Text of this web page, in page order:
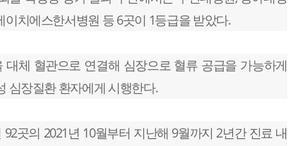
치에스한서병원 등 6곳이 1등급을 받았다.
체 혈관으로 연결해 심장으로 혈류 공급을 가능하게
심장질환 환자에게 시행한다.
곳의 2021년 10월부터 지난해 9월까지 2년간 진료 내